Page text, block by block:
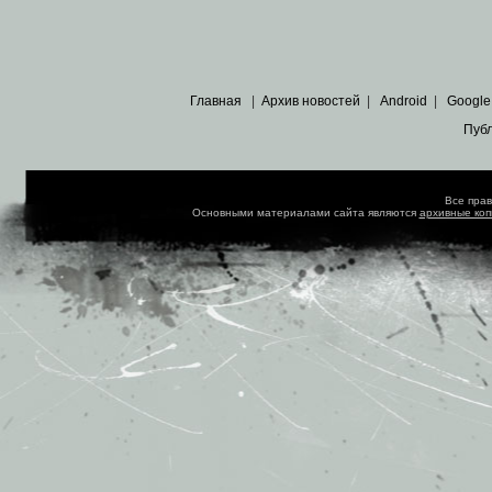
Главная | Архив новостей | Android | Google
Все
Основными материалами сайта являются архивные